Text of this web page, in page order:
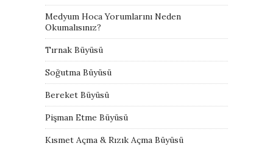
Medyum Hoca Yorumlarını Neden
Okumalısınız?
Tırnak Büyüsü
Soğutma Büyüsü
Bereket Büyüsü
Pişman Etme Büyüsü
Kısmet Açma & Rızık Açma Büyüsü